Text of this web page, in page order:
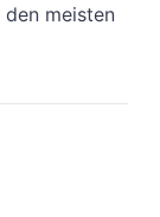
meisten